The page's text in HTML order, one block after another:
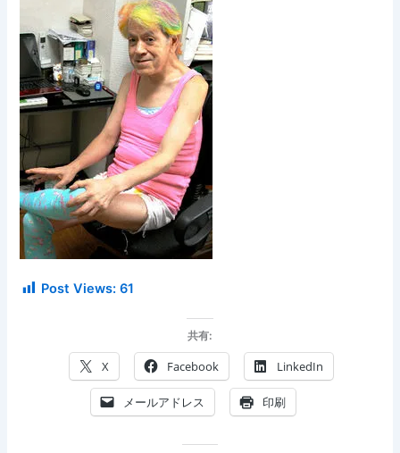
Post Views: 61
共有:
X Facebook LinkedIn
メールアドレス 印刷